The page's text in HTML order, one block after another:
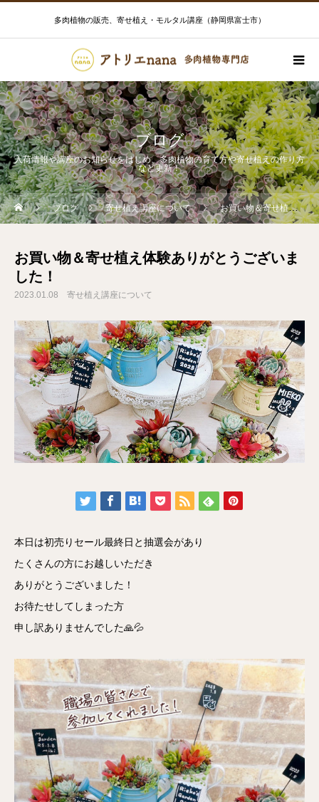
多肉植物の販売、寄せ植え・モルタル講座（静岡県富士市）
ブログ
入荷情報や講座のお知らせをはじめ、多肉植物の育て方や寄せ植えの作り方
など更新！
ブログ 寄せ植え講座について お買い物＆寄せ植え体験ありがとうございました！
お買い物＆寄せ植え体験ありがとうございま
した！
2023.01.08 寄せ植え講座について
本日は初売りセール最終日と抽選会があり
たくさんの方にお越しいただき
ありがとうございました！
お待たせしてしまった方
申し訳ありませんでした🙏💦